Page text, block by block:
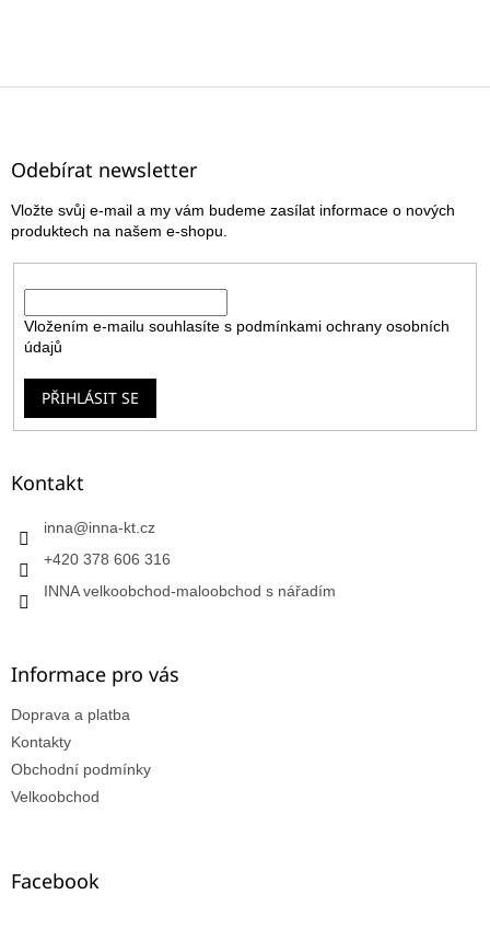
Z
Odebírat newsletter
Vložte svůj e-mail a my vám budeme zasílat informace o nových
produktech na našem e-shopu.
Vložením e-mailu souhlasíte s podmínkami ochrany osobních
údajů
PŘIHLÁSIT SE
Kontakt
inna@inna-kt.cz
+420 378 606 316
INNA velkoobchod-maloobchod s nářadím
Informace pro vás
Doprava a platba
Kontakty
Obchodní podmínky
Velkoobchod
Facebook